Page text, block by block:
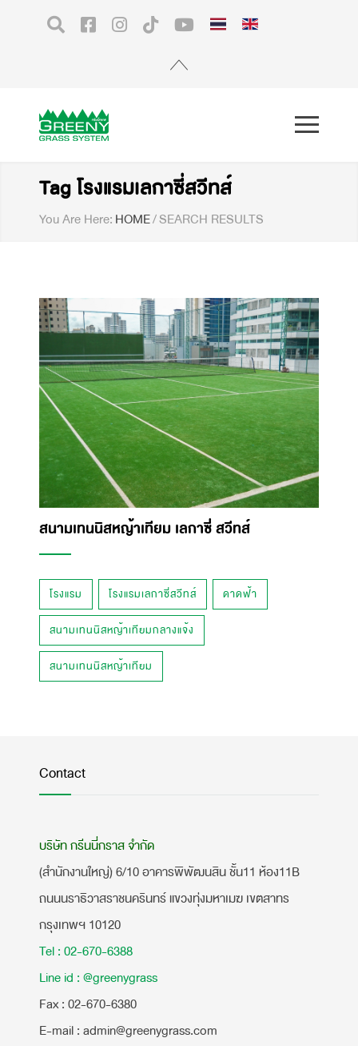
Tag โรงแรมเลกาซี่สวีทส์
You Are Here: HOME/SEARCH RESULTS
สนามเทนนิสหญ้าเทียม เลกาซี่ สวีทส์
โรงแรม โรงแรมเลกาซี่สวีทส์ ดาดฟ้า
สนามเทนนิสหญ้าเทียมกลางแจ้ง
สนามเทนนิสหญ้าเทียม
Contact
บริษัท กรีนนี่กราส จำกัด
(สำนักงานใหญ่) 6/10 อาคารพิพัฒนสิน ชั้น11 ห้อง11B
ถนนนราธิวาสราชนครินทร์ แขวงทุ่งมหาเมฆ เขตสาทร
กรุงเทพฯ 10120
Tel : 02-670-6388
Line id : @greenygrass
​Fax : 02-670-6380
E-mail : admin@greenygrass.com